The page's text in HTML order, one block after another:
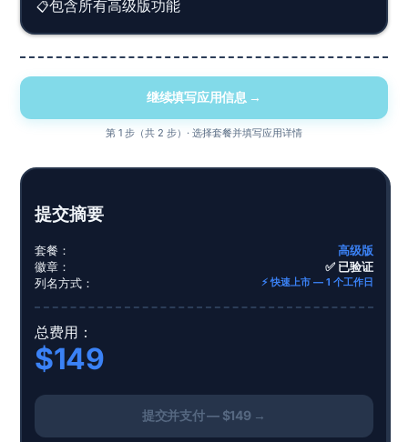
📋包含所有高级版功能
继续填写应用信息 →
第 1 步（共 2 步）· 选择套餐并填写应用详情
提交摘要
套餐：
高级版
徽章：
✅ 已验证
列名方式：
⚡ 快速上市 — 1 个工作日
总费用：
$149
提交并支付 — $149 →